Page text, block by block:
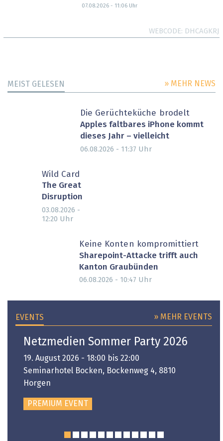
07.08.2026 - 11:06Uhr
WEBCODE DHCAGKRJ
MEIST GELESEN » MEHR NEWS
Die Gerüchteküche brodelt
Apples faltbares iPhone kommt
dieses Jahr – vielleicht
06.08.2026 - 11:37 Uhr
Wild Card
The Great
Disruption
03.08.2026 -
12:20 Uhr
Keine Konten kompromittiert
Sharepoint-Attacke trifft auch
Kanton Graubünden
06.08.2026 - 10:47 Uhr
EVENTS » MEHR EVENTS
Netzmedien Sommer Party 2026
19. August 2026 - 18:00 bis 22:00
Seminarhotel Bocken, Bockenweg 4, 8810
Horgen
PREMIUM EVENT